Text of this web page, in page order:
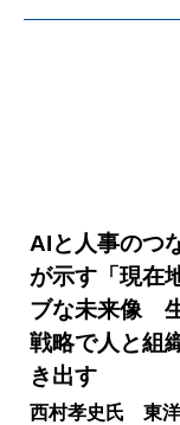
AIと人事の
が示す「現在
ブな未来像
戦略で人と組
き出す
西村孝史氏 東